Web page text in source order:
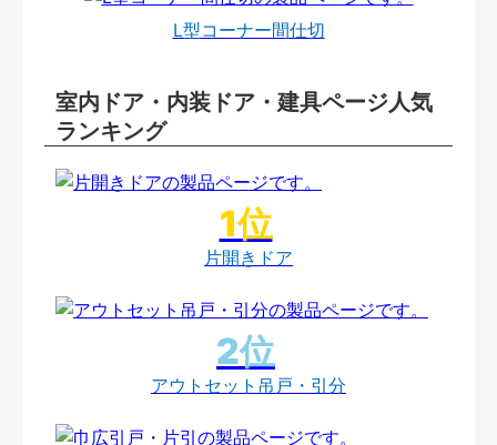
L型コーナー間仕切
室内ドア・内装ドア・建具ページ人気
ランキング
片開きドア
アウトセット吊戸・引分